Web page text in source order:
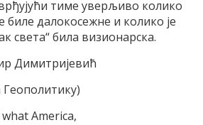
тиме уверљиво колико
биле далокосежне и колико је
света“ била визионарска.
Димитријевић
Геополитику)
America,